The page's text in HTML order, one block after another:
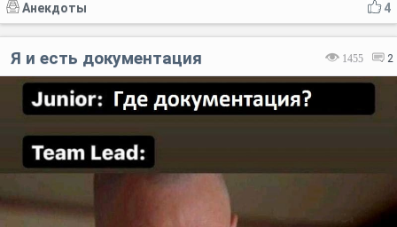
4
Анекдоты
1455 2
Я и есть документация